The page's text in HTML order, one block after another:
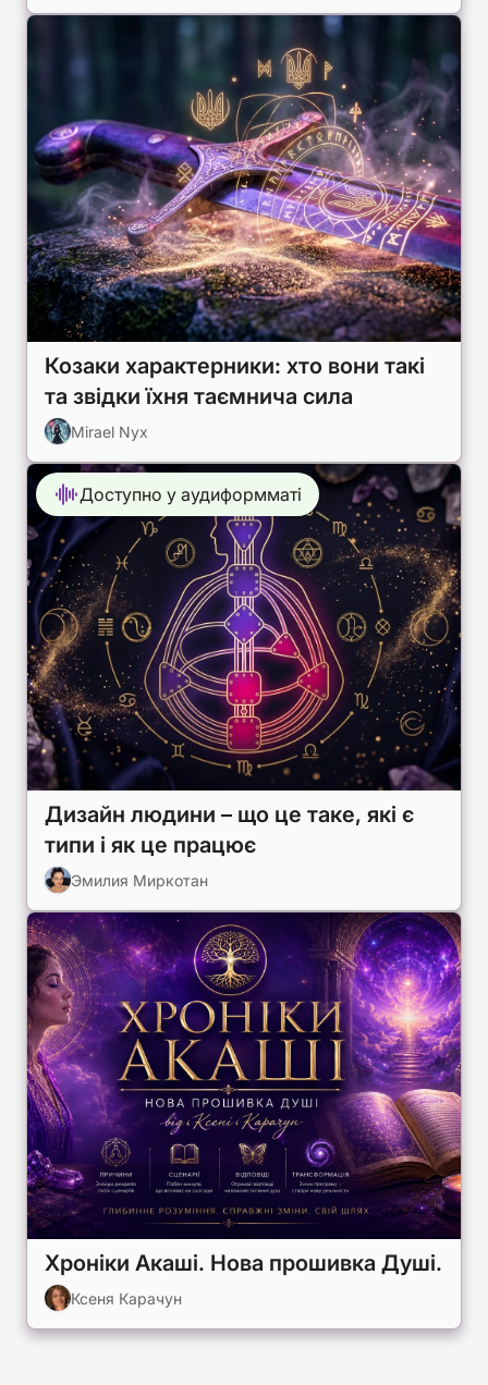
Козаки характерники: хто вони такі
та звідки їхня таємнича сила
Mirael Nyx
Доступно у аудиформматі
Дизайн людини – що це таке, які є
типи і як це працює
Эмилия Миркотан
Хроніки Акаші. Нова прошивка Душі.
Ксеня Карачун